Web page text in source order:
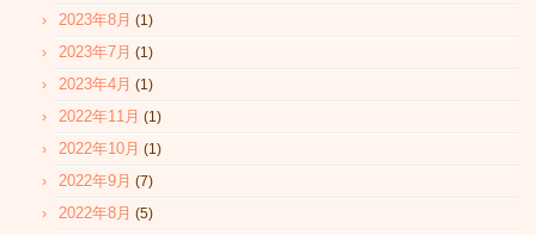
2023年8月 (1)
2023年7月 (1)
2023年4月 (1)
2022年11月 (1)
2022年10月 (1)
2022年9月 (7)
2022年8月 (5)